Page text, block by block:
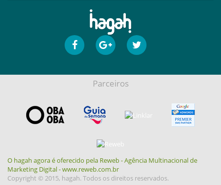
Parceiros
O hagah agora é oferecido pela Reweb - Agência Multinacional de
Marketing Digital - www.reweb.com.br
Copyright © 2015, hagah. Todos os direitos reservados.